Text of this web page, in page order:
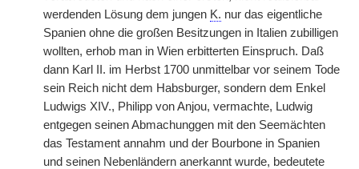
werdenden Lösung dem jungen K. nur das eigentliche
Spanien ohne die großen Besitzungen in Italien zubilligen
wollten, erhob man in Wien erbitterten Einspruch. Daß
dann Karl II. im Herbst 1700 unmittelbar vor seinem Tode
sein Reich nicht dem Habsburger, sondern dem Enkel
Ludwigs XIV., Philipp von Anjou, vermachte, Ludwig
entgegen seinen Abmachunggen mit den Seemächten
das Testament annahm und der Bourbone in Spanien
und seinen Nebenländern anerkannt wurde, bedeutete